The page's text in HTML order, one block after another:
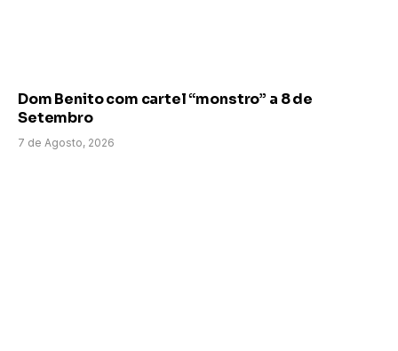
Dom Benito com cartel “monstro” a 8 de
Setembro
7 de Agosto, 2026